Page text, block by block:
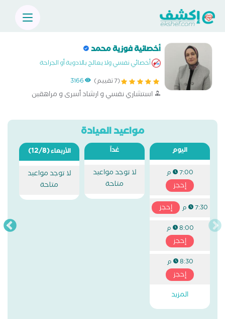
أخصائية فوزية محمد
أخصائي نفسي ولا يعالج بالادوية أو الجراحة
(7 تقييم)
3166
استشاري نفسي و ارشاد أسرى و مراهقين
مواعيد العيادة
اليوم
7:00 م
إحجز
7:30 م إحجز
8:00 م
إحجز
8:30 م
إحجز
المزيد
غداً
لا توجد مواعيد
متاحة
الأربعاء(12/8)
لا توجد مواعيد
متاحة